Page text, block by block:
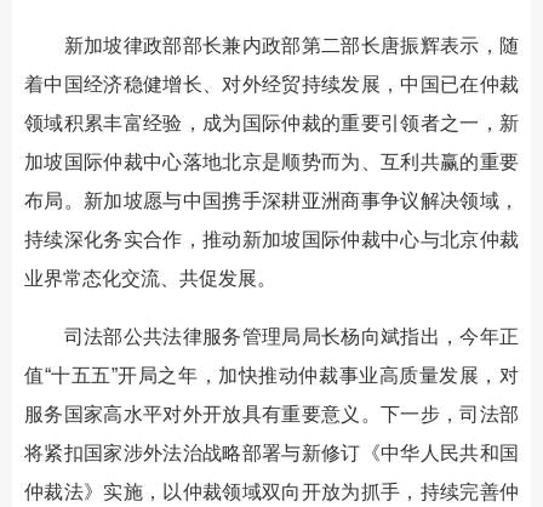
新加坡律政部部长兼内政部第二部长唐振辉表示，随
着中国经济稳健增长、对外经贸持续发展，中国已在仲裁
领域积累丰富经验，成为国际仲裁的重要引领者之一，新
加坡国际仲裁中心落地北京是顺势而为、互利共赢的重要
布局。新加坡愿与中国携手深耕亚洲商事争议解决领域，
持续深化务实合作，推动新加坡国际仲裁中心与北京仲裁
业界常态化交流、共促发展。
司法部公共法律服务管理局局长杨向斌指出，今年正
值“十五五”开局之年，加快推动仲裁事业高质量发展，对
服务国家高水平对外开放具有重要意义。下一步，司法部
将紧扣国家涉外法治战略部署与新修订《中华人民共和国
仲裁法》实施，以仲裁领域双向开放为抓手，持续完善仲